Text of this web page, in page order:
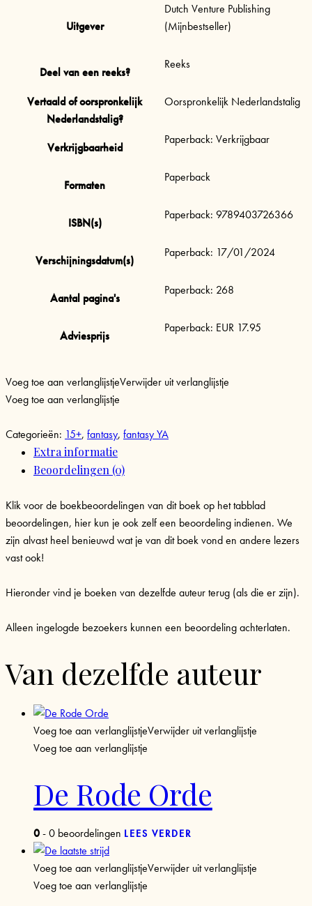
Uitgever
Dutch Venture Publishing
(Mijnbestseller)
Deel van een reeks?
Reeks
Vertaald of oorspronkelijk
Nederlandstalig?
Oorspronkelijk Nederlandstalig
Verkrijgbaarheid
Paperback: Verkrijgbaar
Formaten
Paperback
ISBN(s)
Paperback: 9789403726366
Verschijningsdatum(s)
Paperback: 17/01/2024
Aantal pagina's
Paperback: 268
Adviesprijs
Paperback: EUR 17.95
Voeg toe aan verlanglijstjeVerwijder uit verlanglijstje
Voeg toe aan verlanglijstje
Categorieën: 15+, fantasy, fantasy YA
Extra informatie
Beoordelingen (0)
Klik voor de boekbeoordelingen van dit boek op het tabblad
beoordelingen, hier kun je ook zelf een beoordeling indienen. We
zijn alvast heel benieuwd wat je van dit boek vond en andere lezers
vast ook!
Hieronder vind je boeken van dezelfde auteur terug (als die er zijn).
Alleen ingelogde bezoekers kunnen een beoordeling achterlaten.
Van dezelfde auteur
Voeg toe aan verlanglijstjeVerwijder uit verlanglijstje
Voeg toe aan verlanglijstje
De Rode Orde
0- 0 beoordelingen LEES VERDER
Voeg toe aan verlanglijstjeVerwijder uit verlanglijstje
Voeg toe aan verlanglijstje